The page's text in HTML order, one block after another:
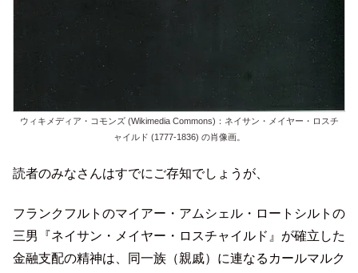
ウィキメディア・コモンズ (Wikimedia Commons)：ネイサン・メイヤー・ロスチ
ャイルド (1777-1836) の肖像画。
読者のみなさんはすでにご存知でしょうが、
フランクフルトのマイアー・アムシェル・ロートシルトの
三男『ネイサン・メイヤー・ロスチャイルド』が確立した
金融支配の精神は、同一族（親戚）に連なるカールマルク